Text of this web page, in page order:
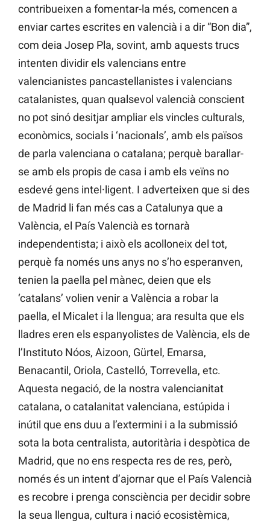
contribueixen a fomentar-la més, comencen a
enviar cartes escrites en valencià i a dir “Bon dia”,
com deia Josep Pla, sovint, amb aquests trucs
intenten dividir els valencians entre
valencianistes pancastellanistes i valencians
catalanistes, quan qualsevol valencià conscient
no pot sinó desitjar ampliar els vincles culturals,
econòmics, socials i ‘nacionals’, amb els països
de parla valenciana o catalana; perquè barallar-
se amb els propis de casa i amb els veïns no
esdevé gens intel·ligent. I adverteixen que si des
de Madrid li fan més cas a Catalunya que a
València, el País Valencià es tornarà
independentista; i això els acolloneix del tot,
perquè fa només uns anys no s’ho esperanven,
tenien la paella pel mànec, deien que els
‘catalans’ volien venir a València a robar la
paella, el Micalet i la llengua; ara resulta que els
lladres eren els espanyolistes de València, els de
l’Instituto Nóos, Aizoon, Gürtel, Emarsa,
Benacantil, Oriola, Castelló, Torrevella, etc.
Aquesta negació, de la nostra valencianitat
catalana, o catalanitat valenciana, estúpida i
inútil que ens duu a l’extermini i a la submissió
sota la bota centralista, autoritària i despòtica de
Madrid, que no ens respecta res de res, però,
només és un intent d’ajornar que el País Valencià
es recobre i prenga consciència per decidir sobre
la seua llengua, cultura i nació ecosistèmica,